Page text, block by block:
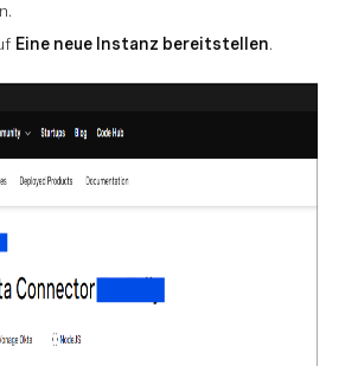
Eine neue Instanz bereitstellen.